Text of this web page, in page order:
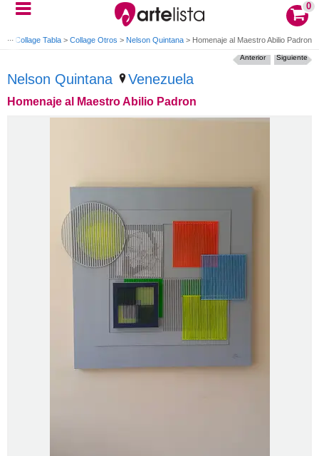
0
> Collage Tabla > Collage Otros > Nelson Quintana > Homenaje al Maestro Abilio Padron
Nelson Quintana Venezuela
Homenaje al Maestro Abilio Padron
Siguiente
Anterior